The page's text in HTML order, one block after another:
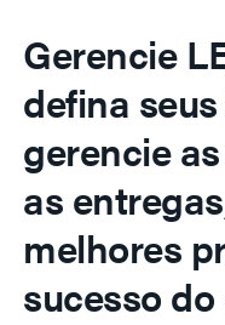
Gerencie
defina
gerencie
as
melhores
sucesso